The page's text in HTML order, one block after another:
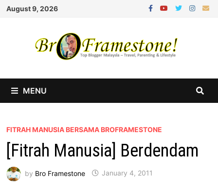
Skip
August 9, 2026
MENU
FITRAH MANUSIA BERSAMA BROFRAMESTONE
[Fitrah Manusia] Berdendam
by Bro Framestone January 4, 2011